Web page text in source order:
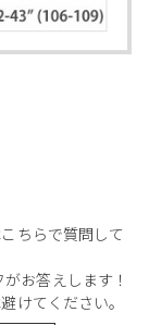
ちらで質問して
お答えします！
けてください。